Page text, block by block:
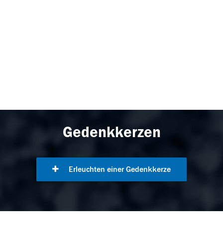
Gedenkkerzen
Erleuchten einer Gedenkkerze